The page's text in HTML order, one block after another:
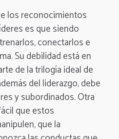
los reconocimientos
es que siendo
conectarlos e
Su debilidad está en
de la trilogía ideal de
del liderazgo, debe
y subordinados. Otra
que estos
que la